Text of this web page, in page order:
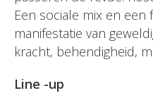
Een sociale mix en een
manifestatie van
kracht, behendigheid,
Line -up